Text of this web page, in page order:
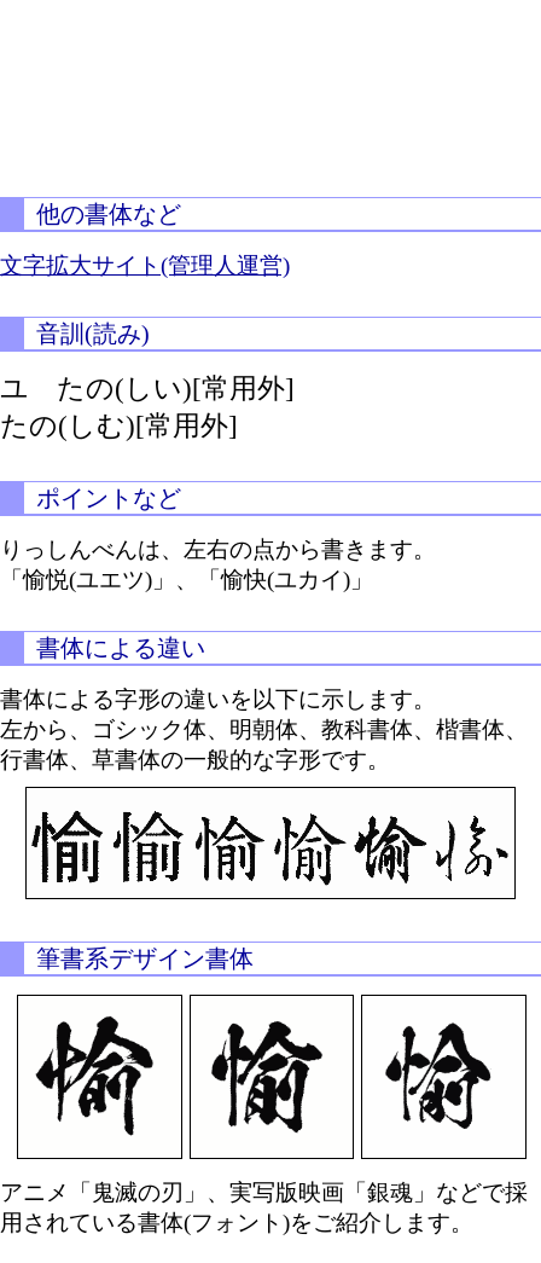
他の書体など
文字拡大サイト(管理人運営)
音訓(読み)
ユ たの(しい)[常用外]
たの(しむ)[常用外]
ポイントなど
りっしんべんは、左右の点から書きます。
「愉悦(ユエツ)」、「愉快(ユカイ)」
書体による違い
書体による字形の違いを以下に示します。
左から、ゴシック体、明朝体、教科書体、楷書体、
行書体、草書体の一般的な字形です。
筆書系デザイン書体
アニメ「鬼滅の刃」、実写版映画「銀魂」などで採
用されている書体(フォント)をご紹介します。